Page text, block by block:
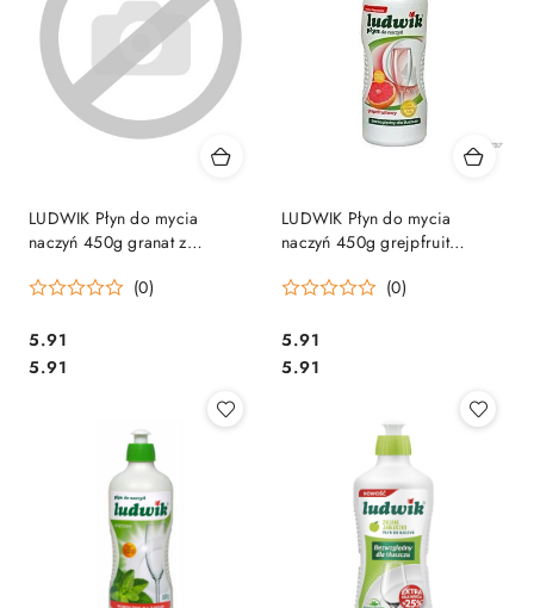
LUDWIK Płyn do mycia
naczyń 450g granat z
(0)
Cena:
5.91
Cena:
5.91
LUDWIK Płyn do mycia
naczyń 450g grejpfruit
(0)
Cena:
5.91
Cena:
5.91